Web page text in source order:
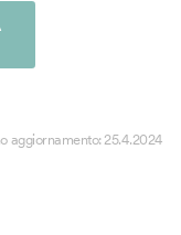
aggiornamento:25.4.2024